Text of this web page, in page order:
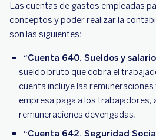
Las cuentas de gastos empleadas
conceptos y poder realizar la
son las siguientes:
“Cuenta 640. Sueldos y
sueldo bruto que cobra el
cuenta incluye las
empresa paga a los trabajadores,
remuneraciones devengadas.
“Cuenta 642. Seguridad